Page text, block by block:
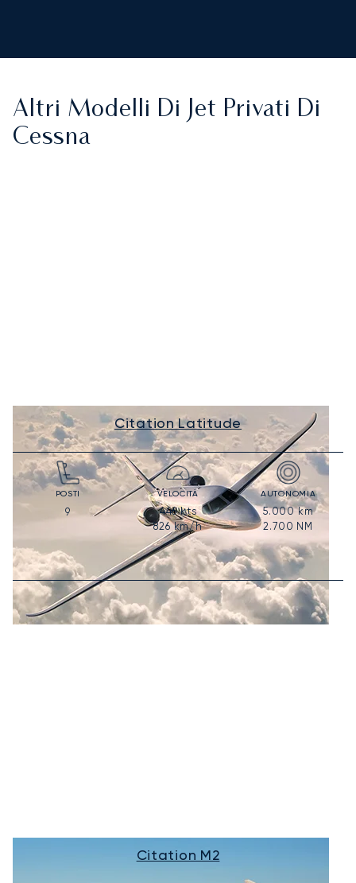
Altri Modelli Di Jet Privati Di
Cessna
Citation Latitude
POSTI
9
VELOCITÀ
446kts
826km/h
AUTONOMIA
5.000km
2.700 NM
Citation M2